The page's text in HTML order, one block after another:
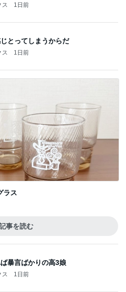
ラス
ば暴言ばかりの高3娘
1日前
た忘れていた宅急便
18時間前
ス 2日前